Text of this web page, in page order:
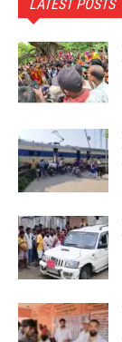
LATEST POSTS